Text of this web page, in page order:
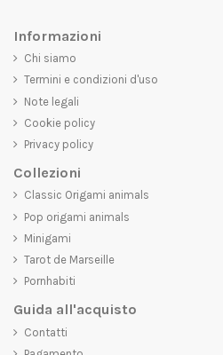
Informazioni
Chi siamo
Termini e condizioni d'uso
Note legali
Cookie policy
Privacy policy
Collezioni
Classic Origami animals
Pop origami animals
Minigami
Tarot de Marseille
Pornhabiti
Guida all'acquisto
Contatti